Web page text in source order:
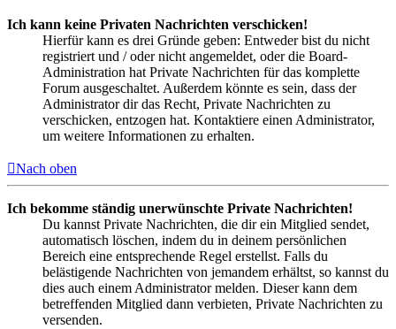
Ich kann keine Privaten Nachrichten verschicken!
Hierfür kann es drei Gründe geben: Entweder bist du nicht
registriert und / oder nicht angemeldet, oder die Board-
Administration hat Private Nachrichten für das komplette
Forum ausgeschaltet. Außerdem könnte es sein, dass der
Administrator dir das Recht, Private Nachrichten zu
verschicken, entzogen hat. Kontaktiere einen Administrator,
um weitere Informationen zu erhalten.
Nach oben
Ich bekomme ständig unerwünschte Private Nachrichten!
Du kannst Private Nachrichten, die dir ein Mitglied sendet,
automatisch löschen, indem du in deinem persönlichen
Bereich eine entsprechende Regel erstellst. Falls du
belästigende Nachrichten von jemandem erhältst, so kannst du
dies auch einem Administrator melden. Dieser kann dem
betreffenden Mitglied dann verbieten, Private Nachrichten zu
versenden.